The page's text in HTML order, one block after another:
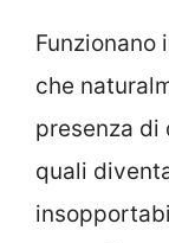
Funzionano
che
presenza di
quali